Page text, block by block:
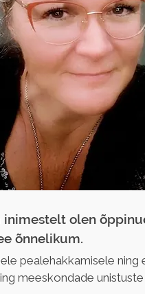
inimestelt olen
õnnelikum.
pealehakkamisele
meeskondade